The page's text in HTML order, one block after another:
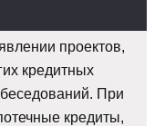
проектов,
кредитных
При
кредиты,